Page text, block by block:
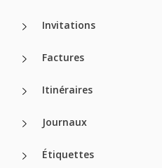
Invitations
Factures
Itinéraires
Journaux
Étiquettes